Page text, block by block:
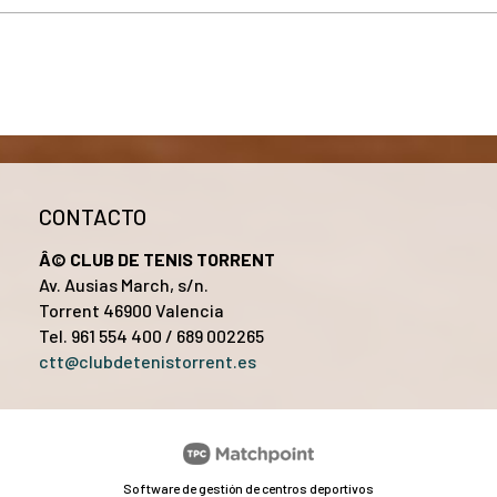
CONTACTO
Â© CLUB DE TENIS TORRENT
Av. Ausias March, s/n.
Torrent 46900 Valencia
Tel. 961 554 400 / 689 002265
ctt@clubdetenistorrent.es
Software de gestión de centros deportivos